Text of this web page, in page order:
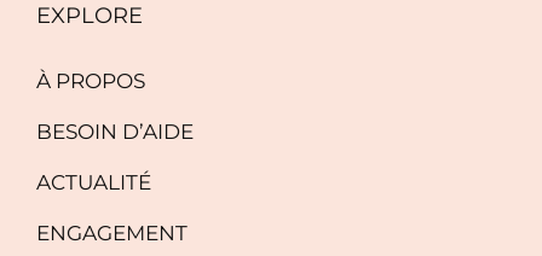
EXPLORE
À PROPOS
BESOIN D’AIDE
ACTUALITÉ
ENGAGEMENT